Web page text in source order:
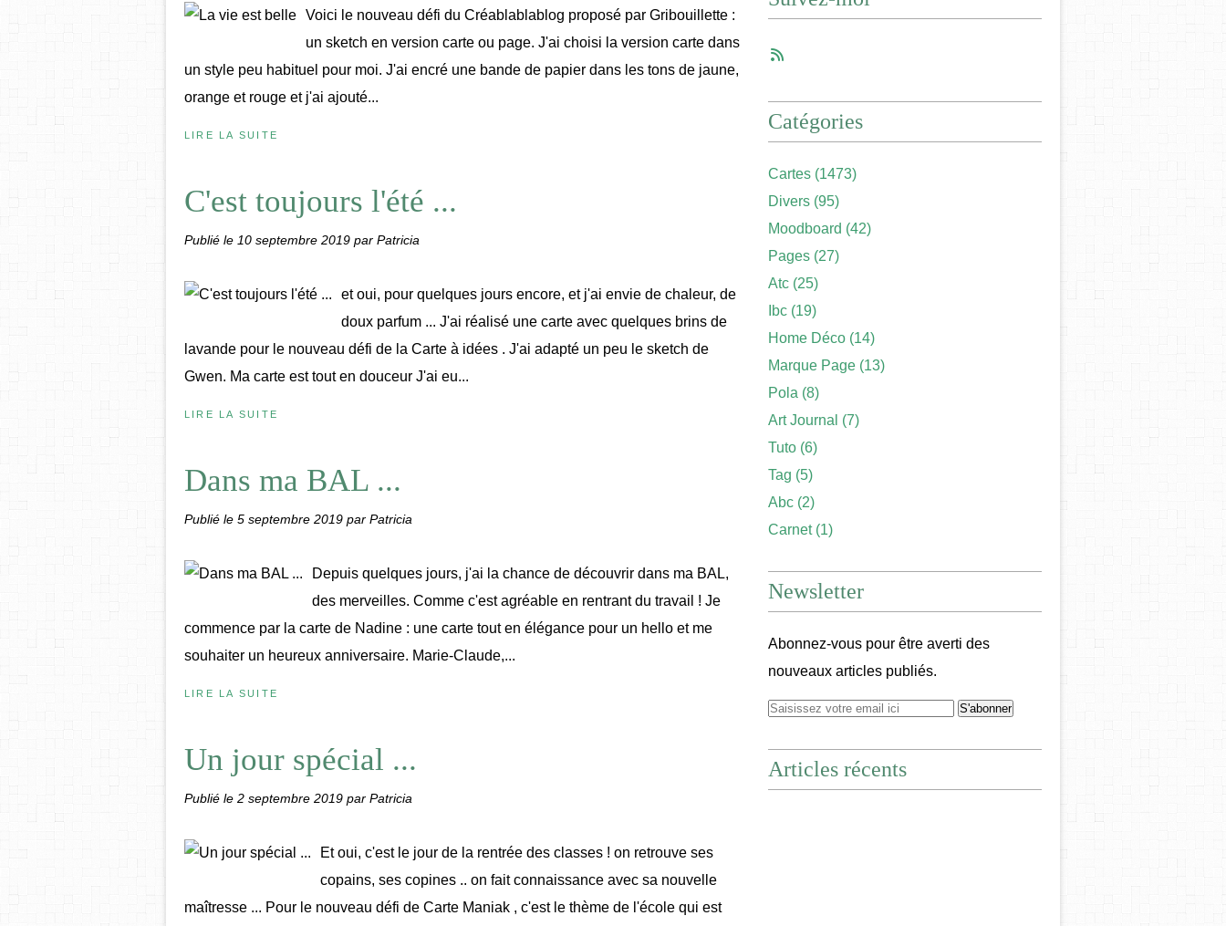
Voici le nouveau défi du Créablablablog proposé par Gribouillette :
un sketch en version carte ou page. J'ai choisi la version carte dans
un style peu habituel pour moi. J'ai encré une bande de papier dans les tons de jaune,
orange et rouge et j'ai ajouté...
LIRE LA SUITE
C'est toujours l'été ...
Publié le 10 septembre 2019 par Patricia
et oui, pour quelques jours encore, et j'ai envie de chaleur, de
doux parfum ... J'ai réalisé une carte avec quelques brins de
lavande pour le nouveau défi de la Carte à idées . J'ai adapté un peu le sketch de
Gwen. Ma carte est tout en douceur J'ai eu...
LIRE LA SUITE
Dans ma BAL ...
Publié le 5 septembre 2019 par Patricia
Depuis quelques jours, j'ai la chance de découvrir dans ma BAL,
des merveilles. Comme c'est agréable en rentrant du travail ! Je
commence par la carte de Nadine : une carte tout en élégance pour un hello et me
souhaiter un heureux anniversaire. Marie-Claude,...
LIRE LA SUITE
Un jour spécial ...
Publié le 2 septembre 2019 par Patricia
Et oui, c'est le jour de la rentrée des classes ! on retrouve ses
copains, ses copines .. on fait connaissance avec sa nouvelle
maîtresse ... Pour le nouveau défi de Carte Maniak , c'est le thème de l'école qui est
Catégories
Cartes (1473)
Divers (95)
Moodboard (42)
Pages (27)
Atc (25)
Ibc (19)
Home Déco (14)
Marque Page (13)
Pola (8)
Art Journal (7)
Tuto (6)
Tag (5)
Abc (2)
Carnet(1)
Newsletter
Abonnez-vous pour être averti des
nouveaux articles publiés.
Articles récents